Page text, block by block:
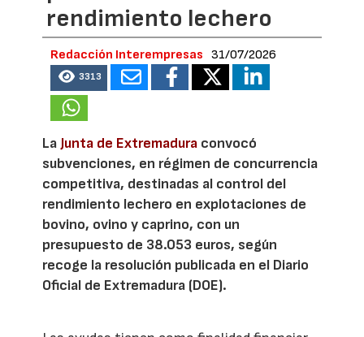
rendimiento lechero
Redacción Interempresas 31/07/2026
3313
LaJunta de Extremadura convocó
subvenciones, en régimen de concurrencia
competitiva, destinadas al control del
rendimiento lechero en explotaciones de
bovino, ovino y caprino, con un
presupuesto de 38.053 euros, según
recoge la resolución publicada en el Diario
Oficial de Extremadura (DOE).